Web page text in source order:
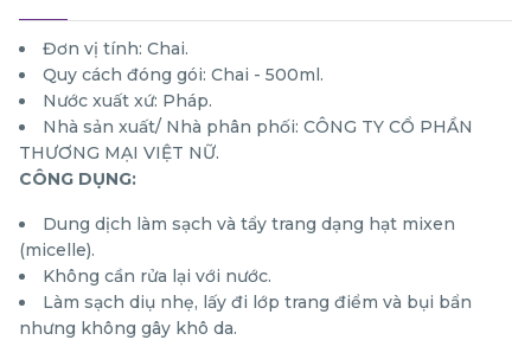
Đơn vị tính: Chai.
Quy cách đóng gói: Chai - 500ml.
Nước xuất xứ: Pháp.
Nhà sản xuất/ Nhà phân phối: CÔNG TY CỔ PHẦN
THƯƠNG MẠI VIỆT NỮ.
CÔNG DỤNG:
Dung dịch làm sạch và tẩy trang dạng hạt mixen
(micelle).
Không cần rửa lại với nước.
Làm sạch diụ nhẹ, lấy đi lớp trang điểm và bụi bẩn
nhưng không gây khô da.